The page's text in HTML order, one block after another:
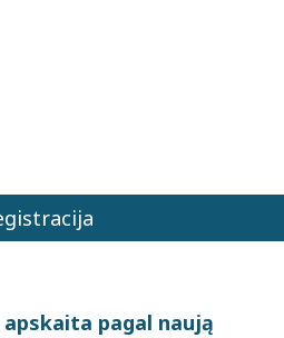
pagal naują